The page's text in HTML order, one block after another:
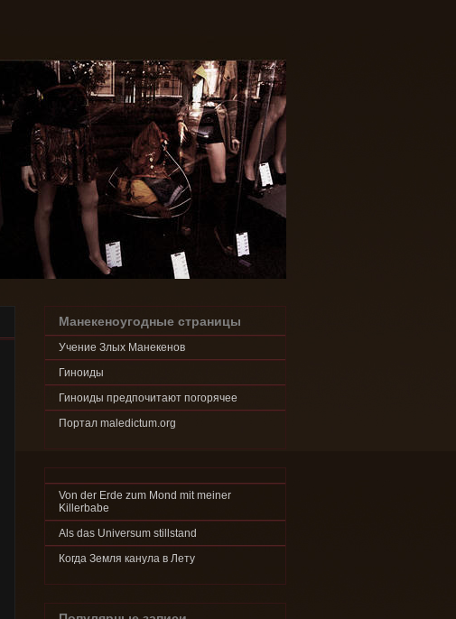
Манекеноугодные страницы
Учение Злых Манекенов
Гиноиды
Гиноиды предпочитают погорячее
Портал maledictum.org
Von der Erde zum Mond mit meiner
Killerbabe
Als das Universum stillstand
Когда Земля канула в Лету